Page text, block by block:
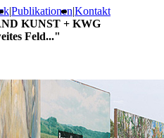
|Publikationen|Kontakt
KUNST + KWG
Feld..."